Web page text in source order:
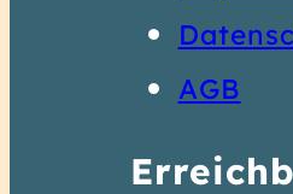
AGB